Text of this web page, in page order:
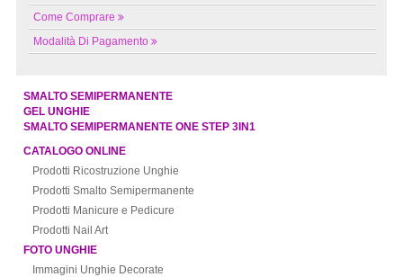
Come Comprare
Modalità Di Pagamento
SMALTO SEMIPERMANENTE
GEL UNGHIE
SMALTO SEMIPERMANENTE ONE STEP 3IN1
CATALOGO ONLINE
Prodotti Ricostruzione Unghie
Prodotti Smalto Semipermanente
Prodotti Manicure e Pedicure
Prodotti Nail Art
FOTO UNGHIE
Immagini Unghie Decorate